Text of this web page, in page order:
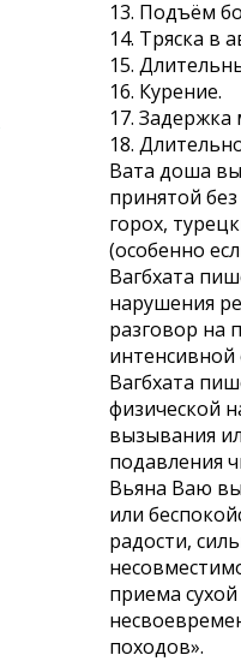
13. Подъём
14. Тряска в
15.
16. Курение.
17. Задержка
18.
Вата доша
принятой
горох,
(особенно
Вагбхата
нарушения
разговор на
Вагбхата
физической
вызывания
подавления
Вьяна Ваю
или
радости,
приема
походов».